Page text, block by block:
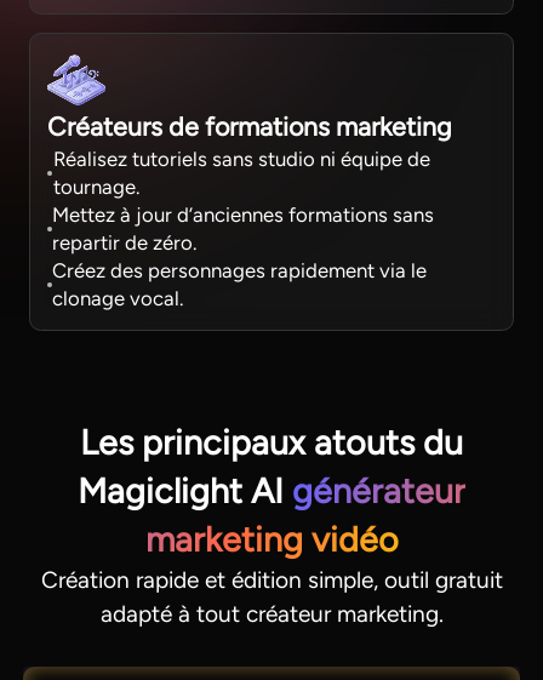
Créateurs de formations marketing
Réalisez tutoriels sans studio ni équipe de
tournage.
Mettez à jour d’anciennes formations sans
repartir de zéro.
Créez des personnages rapidement via le
clonage vocal.
Les principaux atouts du
Magiclight AI générateur
marketing vidéo
Création rapide et édition simple, outil gratuit
adapté à tout créateur marketing.